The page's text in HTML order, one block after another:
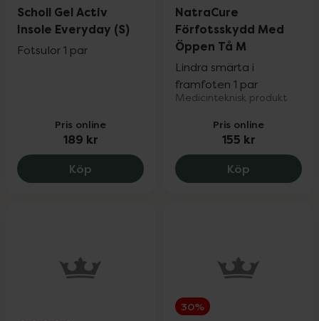
Scholl Gel Activ
Insole Everyday (S)
Fotsulor 1 par
Pris online
189 kr
Köp Scholl Gel Activ Insole Everyday (S), 189
NatraCure
Förfotsskydd Med
Öppen Tå M
Lindra smärta i
framfoten 1 par
Medicinteknisk produkt
Pris online
155 kr
Köp NatraCure
30%